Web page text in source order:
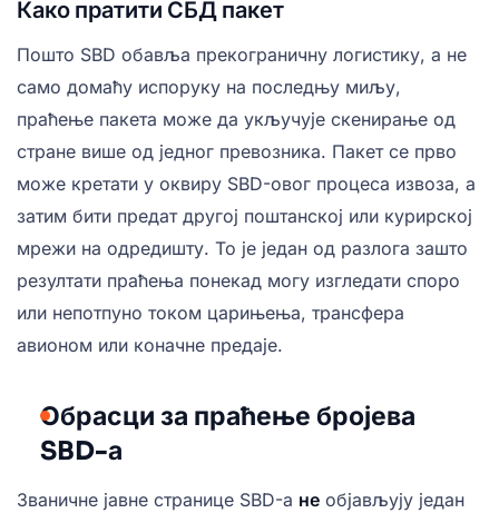
Како пратити СБД пакет
Пошто SBD обавља прекограничну логистику, а не
само домаћу испоруку на последњу миљу,
праћење пакета може да укључује скенирање од
стране више од једног превозника. Пакет се прво
може кретати у оквиру SBD-овог процеса извоза, а
затим бити предат другој поштанској или курирској
мрежи на одредишту. То је један од разлога зашто
резултати праћења понекад могу изгледати споро
или непотпуно током царињења, трансфера
авионом или коначне предаје.
Обрасци за праћење бројева
SBD-а
Званичне јавне странице SBD-а не објављују један